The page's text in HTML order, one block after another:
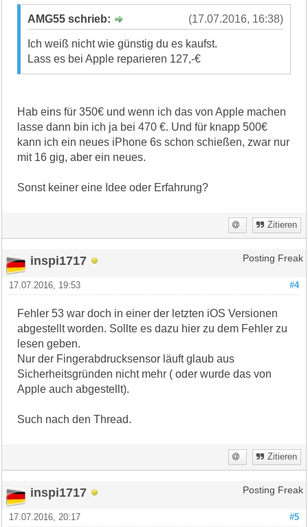
(17.07.2016, 16:38)
AMG55 schrieb:
Ich weiß nicht wie günstig du es kaufst.
Lass es bei Apple reparieren 127,-€
Hab eins für 350€ und wenn ich das von Apple machen
lasse dann bin ich ja bei 470 €. Und für knapp 500€
kann ich ein neues iPhone 6s schon schießen, zwar nur
mit 16 gig, aber ein neues.
Sonst keiner eine Idee oder Erfahrung?
Zitieren
inspi1717 Posting Freak
#4
17.07.2016, 19:53
Fehler 53 war doch in einer der letzten iOS Versionen
abgestellt worden. Sollte es dazu hier zu dem Fehler zu
lesen geben.
Nur der Fingerabdrucksensor läuft glaub aus
Sicherheitsgründen nicht mehr ( oder wurde das von
Apple auch abgestellt).
Such nach den Thread.
Zitieren
inspi1717 Posting Freak
#5
17.07.2016, 20:17